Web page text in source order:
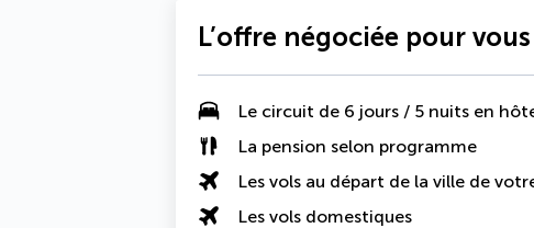
L’offre négociée pour vous
Le circuit de 6 jours / 5 nuits en
La pension selon programme
Les vols au départ de la ville de
Les vols domestiques